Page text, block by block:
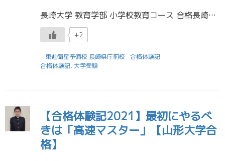
長崎大学 教育学部 小学校教育コース 合格長崎東高校 卒業菅野 可奈子さん 受験に役立った勉強法を教えてください 自分の手で書くことです。参考書や教科書をただ見るだけでは頭に入ってこなかったので、何か大切なことがあったら […]
+2
東進衛星予備校 長崎県庁前校
合格体験記
合格体験記, 大学受験
【合格体験記2021】最初にやるべ
きは「高速マスター」【山形大学合
格】